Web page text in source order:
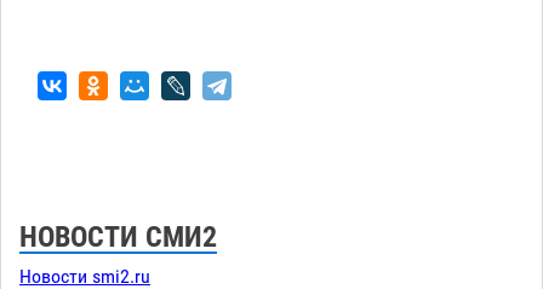
НОВОСТИ СМИ2
Новости smi2.ru